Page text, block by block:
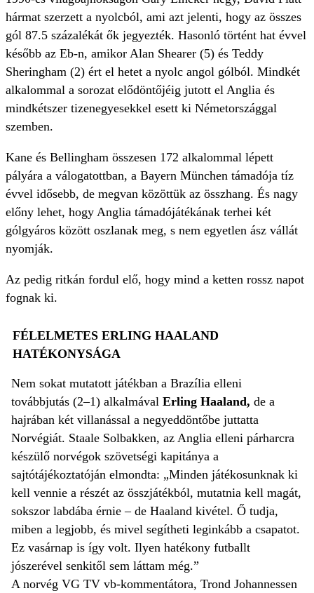
hármat szerzett a nyolcból, ami azt jelenti, hogy az összes
gól 87.5 százalékát ők jegyezték. Hasonló történt hat évvel
később az Eb-n, amikor Alan Shearer (5) és Teddy
Sheringham (2) ért el hetet a nyolc angol gólból. Mindkét
alkalommal a sorozat elődöntőjéig jutott el Anglia és
mindkétszer tizenegyesekkel esett ki Németországgal
szemben.
Kane és Bellingham összesen 172 alkalommal lépett
pályára a válogatottban, a Bayern München támadója tíz
évvel idősebb, de megvan közöttük az összhang. És nagy
előny lehet, hogy Anglia támadójátékának terhei két
gólgyáros között oszlanak meg, s nem egyetlen ász vállát
nyomják.
Az pedig ritkán fordul elő, hogy mind a ketten rossz napot
fognak ki.
Nem sokat mutatott játékban a Brazília elleni
továbbjutás (2–1) alkalmával Erling Haaland, de a
hajrában két villanással a negyeddöntőbe juttatta
Norvégiát. Staale Solbakken, az Anglia elleni párharcra
készülő norvégok szövetségi kapitánya a
sajtótájékoztatóján elmondta: „Minden játékosunknak ki
kell vennie a részét az összjátékból, mutatnia kell magát,
sokszor labdába érnie – de Haaland kivétel. Ő tudja,
miben a legjobb, és mivel segítheti leginkább a csapatot.
Ez vasárnap is így volt. Ilyen hatékony futballt
jószerével senkitől sem láttam még.”
A norvég VG TV vb-kommentátora, Trond Johannessen
FÉLELMETES ERLING HAALAND
HATÉKONYSÁGA